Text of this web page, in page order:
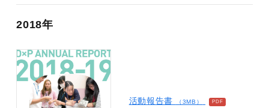
2018年
活動報告書 （3MB）